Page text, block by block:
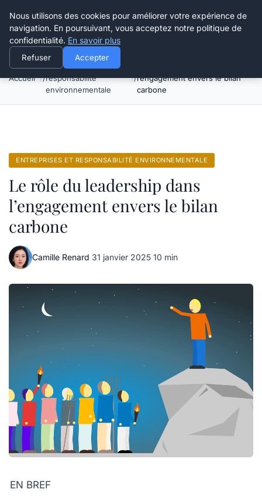
Happy Calyx Farmer
Accueil
Entreprises et
responsabilité
environnementale
l’engagement envers le bilan
carbone
ENTREPRISES ET RESPONSABILITÉ ENVIRONNEMENTALE
Le rôle du leadership dans
l’engagement envers le bilan
carbone
Camille Renard·31 janvier 2025·10 min
EN BREF
Nous utilisons des cookies pour améliorer votre expérience de
navigation. En poursuivant, vous acceptez notre politique de
confidentialité. En savoir plus
Refuser Accepter